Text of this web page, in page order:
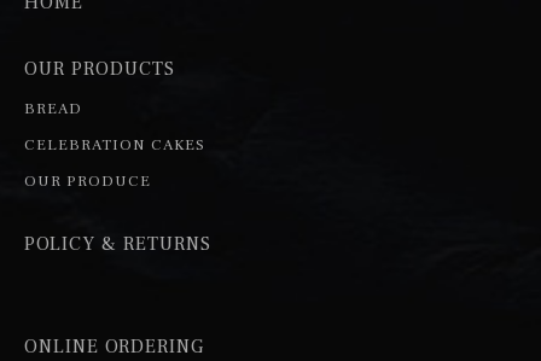
OUR PRODUCTS
BREAD
CELEBRATION CAKES
OUR PRODUCE
POLICY & RETURNS
ONLINE ORDERING